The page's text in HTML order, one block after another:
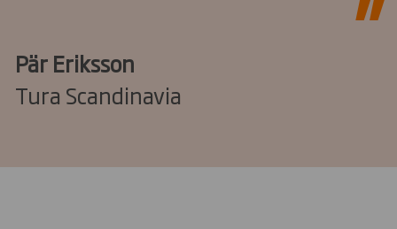
Pär Eriksson
Tura Scandinavia